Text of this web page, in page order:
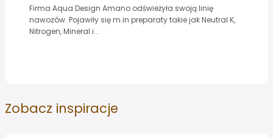
Firma Aqua Design Amano odświeżyła swoją linię
nawozów. Pojawiły się m.in preparaty takie jak Neutral K,
Nitrogen, Mineral i...
Zobacz inspiracje